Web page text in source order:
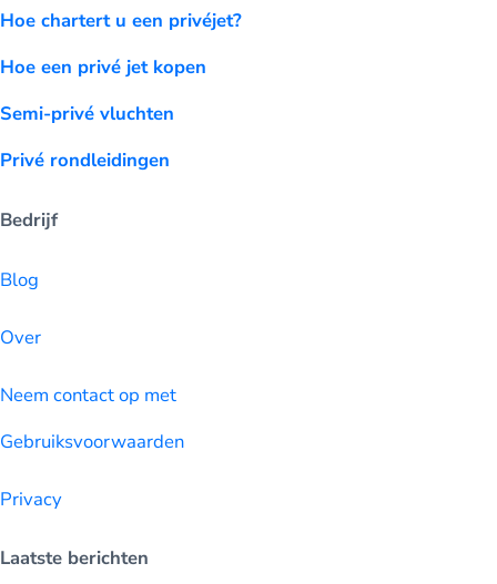
Hoe chartert u een privéjet?
Hoe een privé jet kopen
Semi-privé vluchten
Privé rondleidingen
Bedrijf
Blog
Over
Neem contact op met
Gebruiksvoorwaarden
Privacy
Laatste berichten